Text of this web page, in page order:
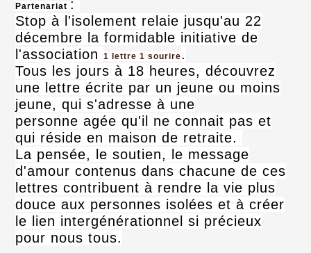
Partenariat :
Stop à l'isolement relaie jusqu'au 22
décembre la formidable initiative de
l'association
1 lettre 1 sourire.
Tous les jours à 18 heures, découvrez
une lettre écrite par un jeune ou moins
jeune, qui s'adresse à une
personne agée qu'il ne connait pas et
qui réside en maison de retraite.
La pensée, le soutien, le message
d'amour contenus dans chacune de ces
lettres contribuent à rendre la vie plus
douce aux personnes isolées et à créer
le lien intergénérationnel si précieux
pour nous tous.